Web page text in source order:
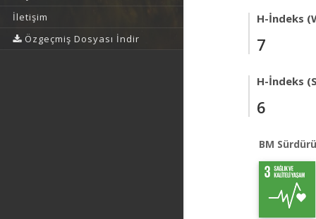
İletişim
Özgeçmiş Dosyası İndir
H-İndeks
7
H-İndeks
6
BM